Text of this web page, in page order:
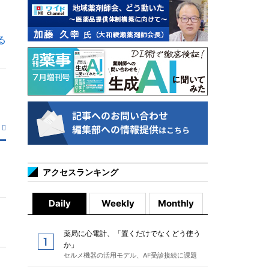
アクセスランキング
Daily Weekly Monthly
薬局に心電計、「置くだけでなくどう使う
か」
セルメ機器の活用モデル、AF受診接続に課題